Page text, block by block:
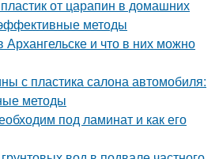
от царапин в домашних
методы
Архангельске и что в них можно
с пластика салона автомобиля:
методы
под ламинат и как его